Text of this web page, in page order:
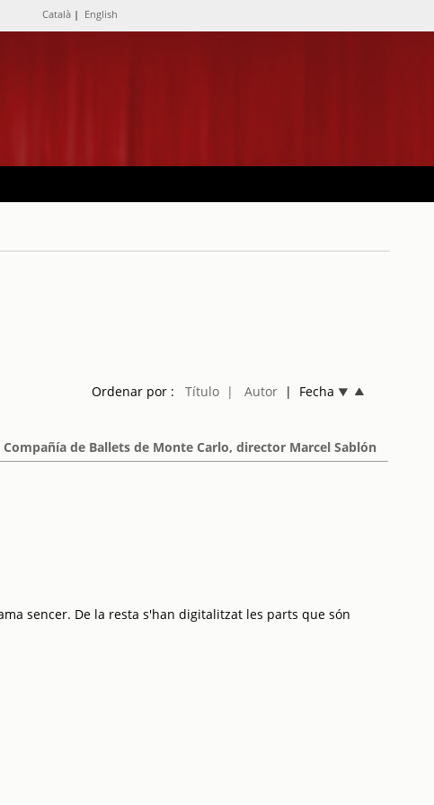
Català | English
Ordenar por : Título | Autor| Fecha
de Ballets de Monte Carlo, director Marcel Sablón
sencer. De la resta s'han digitalitzat les parts que són